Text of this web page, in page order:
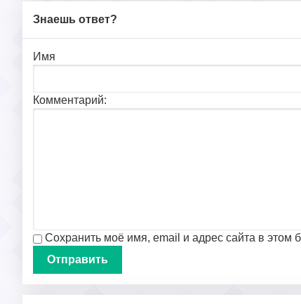
Знаешь ответ?
Имя
Комментарий:
Сохранить моё имя, email и адрес сайта в